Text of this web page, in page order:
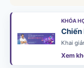
KHÓA
Khai
Xem